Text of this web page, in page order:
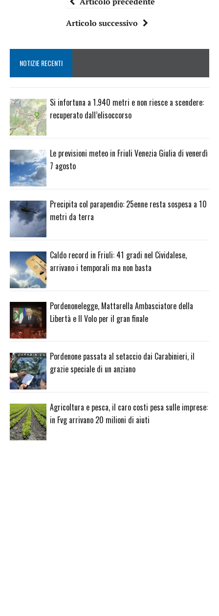
Articolo successivo
NOTIZIE RECENTI
Si infortuna a 1.940 metri e non riesce a scendere:
recuperato dall’elisoccorso
Le previsioni meteo in Friuli Venezia Giulia di venerdì
7 agosto
Precipita col parapendio: 25enne resta sospesa a 10
metri da terra
Caldo record in Friuli: 41 gradi nel Cividalese,
arrivano i temporali ma non basta
Pordenonelegge, Mattarella Ambasciatore della
Libertà e Il Volo per il gran finale
Pordenone passata al setaccio dai Carabinieri, il
grazie speciale di un anziano
Agricoltura e pesca, il caro costi pesa sulle imprese:
in Fvg arrivano 20 milioni di aiuti